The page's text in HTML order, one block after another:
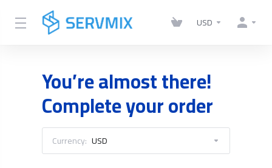
USD
You’re almost there!
Complete your order
Currency: USD